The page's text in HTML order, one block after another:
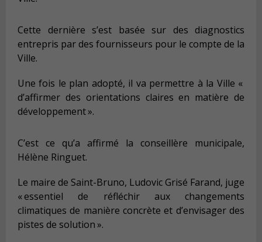
Cette dernière s’est basée sur des diagnostics
entrepris par des fournisseurs pour le compte de la
Ville.
Une fois le plan adopté, il va permettre à la Ville «
d’affirmer des orientations claires en matière de
développement ».
C’est ce qu’a affirmé la conseillère municipale,
Hélène Ringuet.
Le maire de Saint-Bruno, Ludovic Grisé Farand, juge
« essentiel de réfléchir aux changements
climatiques de manière concrète et d’envisager des
pistes de solution ».